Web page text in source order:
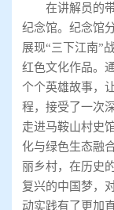
在讲解员的
纪念馆。纪念馆
展现“三下江南”
红色文化作品。
个个英雄故事，
程，接受了一次
走进马鞍山村史
化与绿色生态融
丽乡村，在历史
复兴的中国梦，
动实践有了更加